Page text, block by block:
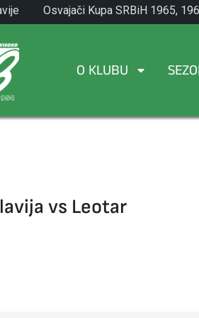
Osvajači Kupa SRBiH 1965,
1982.
O KLUBU
vs Leotar